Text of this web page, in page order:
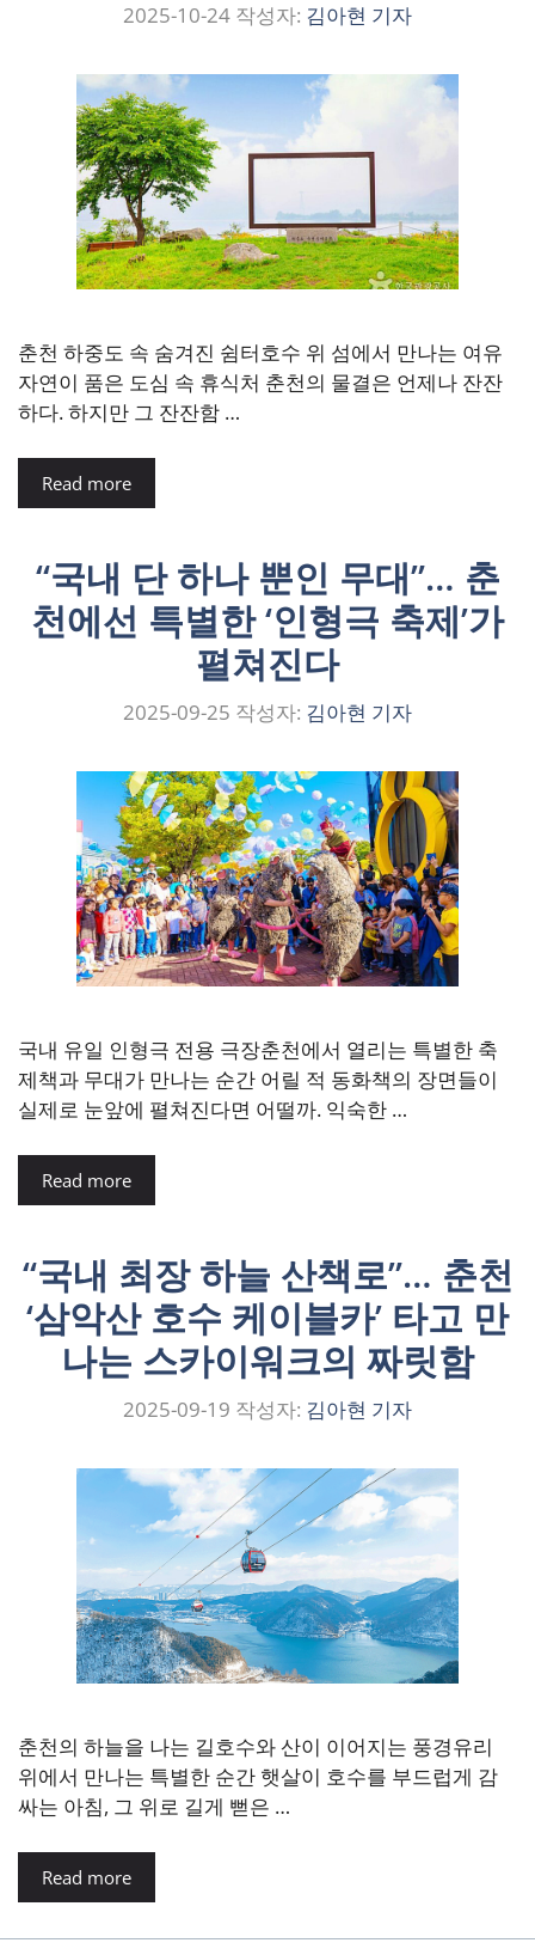
2025-10-24 작성자: 김아현 기자
춘천 하중도 속 숨겨진 쉼터호수 위 섬에서 만나는 여유
자연이 품은 도심 속 휴식처 춘천의 물결은 언제나 잔잔
하다. 하지만 그 잔잔함 …
Read more
“국내 단 하나 뿐인 무대”… 춘
천에선 특별한 ‘인형극 축제’가
펼쳐진다
2025-09-25 작성자: 김아현 기자
국내 유일 인형극 전용 극장춘천에서 열리는 특별한 축
제책과 무대가 만나는 순간 어릴 적 동화책의 장면들이
실제로 눈앞에 펼쳐진다면 어떨까. 익숙한 …
Read more
“국내 최장 하늘 산책로”… 춘천
‘삼악산 호수 케이블카’ 타고 만
나는 스카이워크의 짜릿함
2025-09-19 작성자: 김아현 기자
춘천의 하늘을 나는 길호수와 산이 이어지는 풍경유리
위에서 만나는 특별한 순간 햇살이 호수를 부드럽게 감
싸는 아침, 그 위로 길게 뻗은 …
Read more